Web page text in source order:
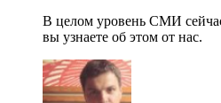
В целом уровень СМИ
вы узнаете об этом от нас.